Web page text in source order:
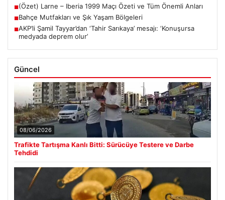
■(Özet) Larne – Iberia 1999 Maçı Özeti ve Tüm Önemli Anları
■Bahçe Mutfakları ve Şık Yaşam Bölgeleri
■AKP’li Şamil Tayyar’dan ‘Tahir Sarıkaya’ mesajı: ‘Konuşursa
medyada deprem olur’
Güncel
08/06/2026
Trafikte Tartışma Kanlı Bitti: Sürücüye Testere ve Darbe
Tehdidi